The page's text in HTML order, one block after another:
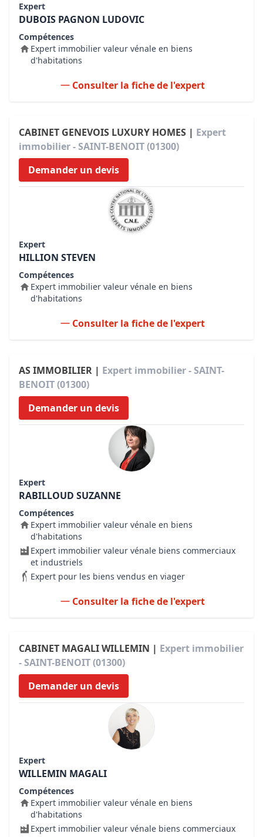
Expert
DUBOIS PAGNON LUDOVIC
Compétences
Expert immobilier valeur vénale en biens
d'habitations
Consulter la fiche de l'expert
CABINET GENEVOIS LUXURY HOMES | Expert
immobilier - SAINT-BENOIT (01300)
Demander un devis
Expert
HILLION STEVEN
Compétences
Expert immobilier valeur vénale en biens
d'habitations
Consulter la fiche de l'expert
AS IMMOBILIER | Expert immobilier - SAINT-
BENOIT (01300)
Demander un devis
Expert
RABILLOUD SUZANNE
Compétences
Expert immobilier valeur vénale en biens
d'habitations
Expert immobilier valeur vénale biens commerciaux
et industriels
Expert pour les biens vendus en viager
Consulter la fiche de l'expert
CABINET MAGALI WILLEMIN | Expert immobilier
- SAINT-BENOIT (01300)
Demander un devis
Expert
WILLEMIN MAGALI
Compétences
Expert immobilier valeur vénale en biens
d'habitations
Expert immobilier valeur vénale biens commerciaux